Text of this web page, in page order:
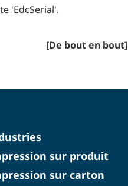
'EdcSerial'.
[De bout en bout]
sur produit
sur carton